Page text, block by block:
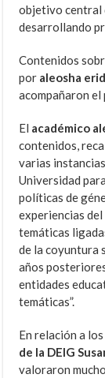
objetivo central
desarrollando
Contenidos
por aleosha
acompañaron el
El académico
contenidos,
varias
Universidad
políticas de
experiencias
temáticas
de la coyuntura
años
entidades
temáticas”.
En relación a
de la DEIG
valoraron